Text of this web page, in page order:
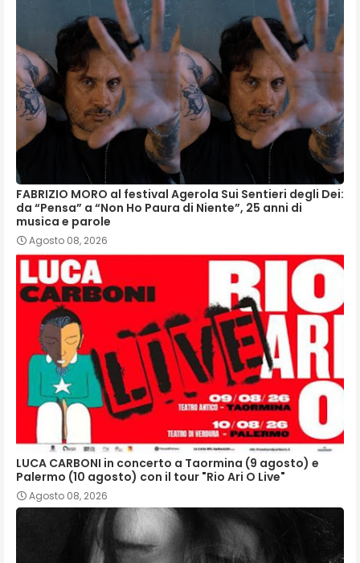
FABRIZIO MORO al festival Agerola Sui Sentieri degli Dei:
da “Pensa” a “Non Ho Paura di Niente”, 25 anni di
musica e parole
Agosto 08, 2026
LUCA CARBONI in concerto a Taormina (9 agosto) e
Palermo (10 agosto) con il tour "Rio Ari O Live"
Agosto 08, 2026